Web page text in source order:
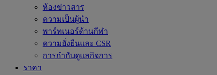
ห้องข่าวสาร
ความเป็นผู้นำ
พาร์ทเนอร์ด้านกีฬา
ความยั่งยืนและ CSR
การกำกับดูแลกิจการ
ราคา